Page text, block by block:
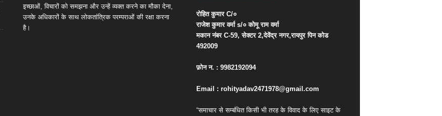
इच्छाओं, विचारों को समझना और उन्हें व्यक्त करने का मौका देना,
उनके अधिकारों के साथ लोकतांत्रिक परम्पराओं की रक्षा करना
है।
रोहित कुमारC/०
राजेश कुमार वर्माs/० कोमू राम वर्मा
मकान नंबरC-59,सेक्टर2,देवेंद्र नगर,रायपुर पिन कोड
492009
फ़ोन न. : 9982192094
Email : rohityadav2471978@gmail.com
“समाचार से सम्बंधित किसी भी तरह के विवाद के लिए साइट के